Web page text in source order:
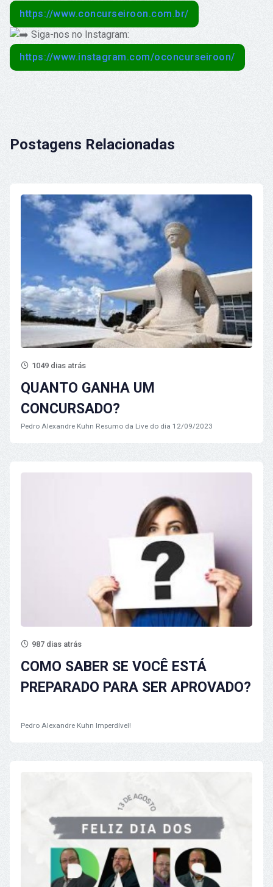
https://www.concurseiroon.com.br/
Siga-nos no Instagram:
https://www.instagram.com/oconcurseiroon/
Postagens Relacionadas
1049 dias atrás
QUANTO GANHA UM
CONCURSADO?
Pedro Alexandre Kuhn Resumo da Live do dia 12/09/2023
987 dias atrás
COMO SABER SE VOCÊ ESTÁ
PREPARADO PARA SER APROVADO?
Pedro Alexandre Kuhn Imperdível!